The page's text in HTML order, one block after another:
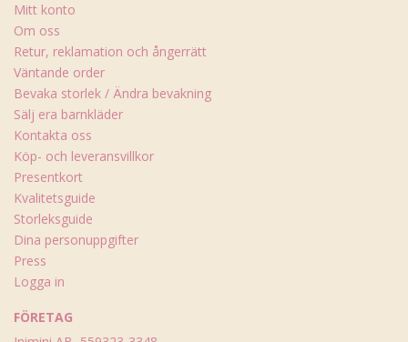
Mitt konto
Om oss
Retur, reklamation och ångerrätt
Väntande order
Bevaka storlek / Ändra bevakning
Sälj era barnkläder
Kontakta oss
Köp- och leveransvillkor
Presentkort
Kvalitetsguide
Storleksguide
Dina personuppgifter
Press
Logga in
FÖRETAG